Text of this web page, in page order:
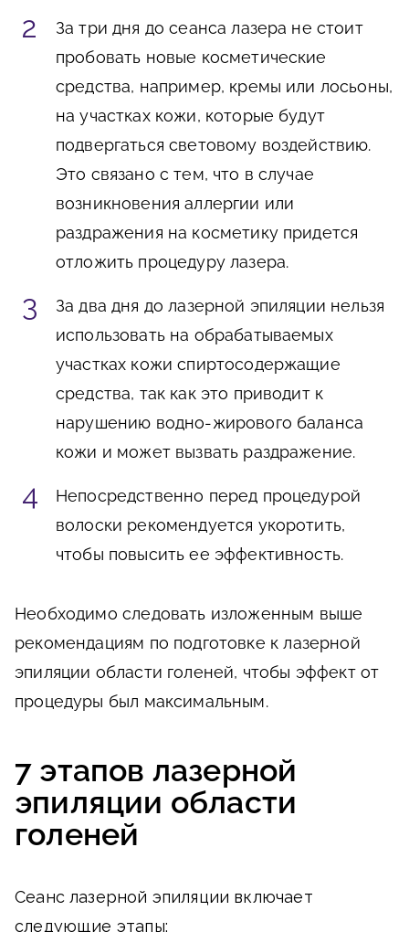
За три дня до сеанса лазера не стоит
пробовать новые косметические
средства, например, кремы или лосьоны,
на участках кожи, которые будут
подвергаться световому воздействию.
Это связано с тем, что в случае
возникновения аллергии или
раздражения на косметику придется
отложить процедуру лазера.
За два дня до лазерной эпиляции нельзя
использовать на обрабатываемых
участках кожи спиртосодержащие
средства, так как это приводит к
нарушению водно-жирового баланса
кожи и может вызвать раздражение.
Непосредственно перед процедурой
волоски рекомендуется укоротить,
чтобы повысить ее эффективность.
Необходимо следовать изложенным выше
рекомендациям по подготовке к лазерной
эпиляции области голеней, чтобы эффект от
процедуры был максимальным.
7 этапов лазерной
эпиляции области
голеней
Сеанс лазерной эпиляции включает
следующие этапы: